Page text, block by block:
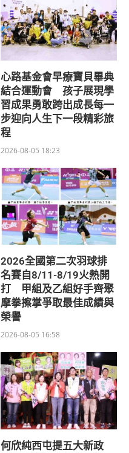
心路基金會早療寶貝畢典
結合運動會 孩子展現學
習成果勇敢跨出成長每一
步迎向人生下一段精彩旅
程
2026-08-05 18:23
2026全國第二次羽球排
名賽自8/11-8/19火熱開
打 甲組及乙組好手齊聚
摩拳擦掌爭取最佳成績與
榮譽
2026-08-05 16:58
何欣純西屯提五大新政